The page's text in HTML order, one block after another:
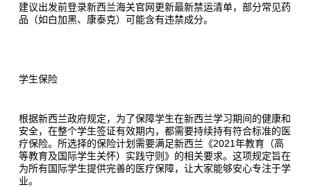
建议出发前登录新西兰海关官网更新最新禁运清单，部分常见药
品（如白加黑、康泰克）可能含有违禁成分。
学生保险
根据新西兰政府规定，为了保障学生在新西兰学习期间的健康和
安全，在整个学生签证有效期内，都需要持续持有符合标准的医
疗保险。所选择的保险计划需要满足新西兰《2021年教育（高
等教育及国际学生关怀）实践守则》的相关要求。这项规定旨在
为所有国际学生提供完善的医疗保障，让大家能够安心专注于学
业。